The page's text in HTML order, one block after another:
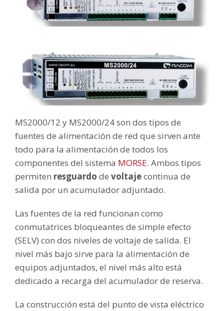
MS2000/12 y MS2000/24 son dos tipos de
fuentes de alimentación de red que sirven ante
todo para la alimentación de todos los
componentes del sistema MORSE. Ambos tipos
permiten resguardo de voltajecontinua de
salida por un acumulador adjuntado.
Las fuentes de la red funcionan como
conmutatrices bloqueantes de simple efecto
(SELV) con dos niveles de voltaje de salida. El
nivel más bajo sirve para la alimentación de
equipos adjuntados, el nivel más alto está
dedicado a recarga del acumulador de reserva.
La construcción está del punto de vista eléctrico